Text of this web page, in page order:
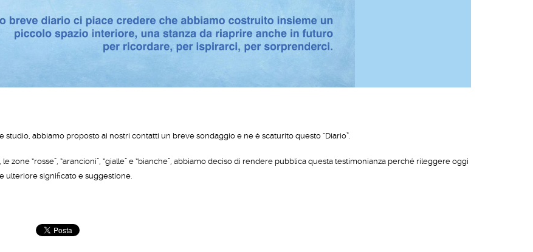
studio, abbiamo proposto ai nostri contatti un breve sondaggio e ne è scaturito questo “Diario”.
zone “rosse”, “arancioni”, “gialle” e “bianche”, abbiamo deciso di rendere pubblica questa testimonianza perché rileggere oggi
ulteriore significato e suggestione.